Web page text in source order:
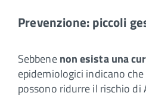
Prevenzione: piccoli
Sebbenenon esista una
epidemiologici indicano
possono ridurre il rischio di